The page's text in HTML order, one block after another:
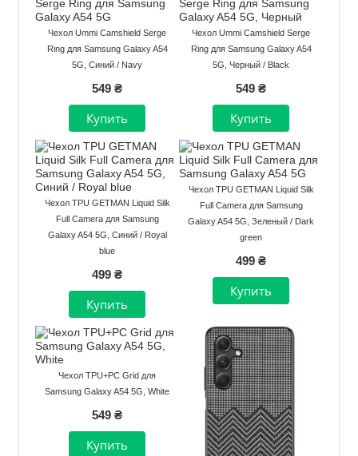
Чехол Ummi Camshield Serge
Ring для Samsung Galaxy A54
5G, Синий / Navy
549 ₴
Чехол Ummi Camshield Serge
Ring для Samsung Galaxy A54
5G, Черный / Black
549 ₴
Чехол TPU GETMAN Liquid Silk
Full Camera для Samsung
Galaxy A54 5G, Синий / Royal
blue
499 ₴
Чехол TPU GETMAN Liquid Silk
Full Camera для Samsung
Galaxy A54 5G, Зеленый / Dark
green
499 ₴
Чехол TPU+PC Grid для
Samsung Galaxy A54 5G, White
549 ₴